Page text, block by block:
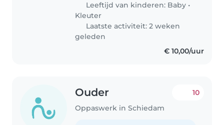
Leeftijd van kinderen: Baby •
Kleuter
Laatste activiteit: 2 weken
geleden
€ 10,00/uur
Ouder
Oppaswerk in Schiedam
10